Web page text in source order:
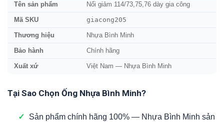
Tên sản phẩm Nối giảm 114/73,75,76 dày gia công
Mã SKU giacong205
Thương hiệu Nhựa Bình Minh
Bảo hành Chính hãng
Xuất xứ Việt Nam — Nhựa Bình Minh
Tại Sao Chọn Ống Nhựa Bình Minh?
✓
Sản phẩm chính hãng 100% — Nhựa Bình Minh sản